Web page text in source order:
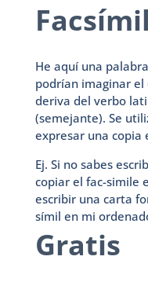
Facsímil
He aquí una
podrían imaginar el
deriva del verbo
(semejante). Se
expresar una copia
Ej. Si no sabes
copiar el fac-simile
escribir una carta
símil en mi
Gratis